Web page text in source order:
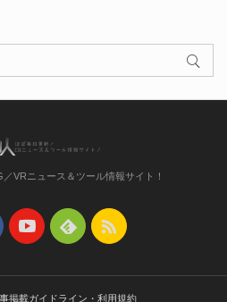
VRニュース＆ツール情報サイト！
掲載ガイドライン・利用規約